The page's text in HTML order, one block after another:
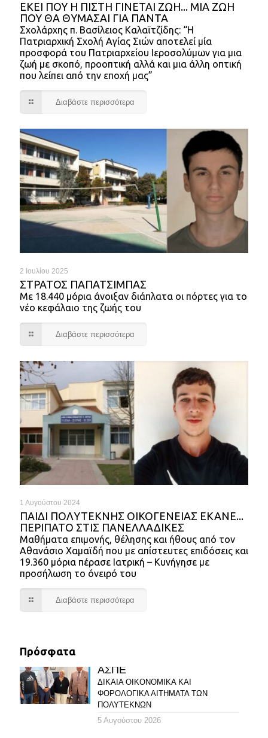
ΕΚΕΊ ΠΟΥ Η ΠΊΣΤΗ ΓΊΝΕΤΑΙ ΖΩΉ... ΜΙΑ ΖΩΉ
ΠΟΥ ΘΑ ΘΥΜΆΣΑΙ ΓΙΑ ΠΆΝΤΑ
Σχολάρχης π. Βασίλειος Καλαϊτζίδης: “Η
Πατριαρχική Σχολή Αγίας Σιών αποτελεί μία
προσφορά του Πατριαρχείου Ιεροσολύμων για μια
ζωή με σκοπό, προοπτική αλλά και μια άλλη οπτική
που λείπει από την εποχή μας”
Διαβάστε περισσότερα
2 Ιουλίου 2025
ΣΤΡΑΤΟΣ ΠΑΠΑΤΣΙΜΠΑΣ
Με 18.440 μόρια άνοιξαν διάπλατα οι πόρτες για το
νέο κεφάλαιο της ζωής του
Διαβάστε περισσότερα
1 Αυγούστου 2024
ΠΑΙΔΙ ΠΟΛΥΤΕΚΝΗΣ ΟΙΚΟΓΕΝΕΙΑΣ ΕΚΑΝΕ...
ΠΕΡΙΠΑΤΟ ΣΤΙΣ ΠΑΝΕΛΛΑΔΙΚΕΣ
Μαθήματα επιμονής, θέλησης και ήθους από τον
Αθανάσιο Χαμαϊδή που με απίστευτες επιδόσεις και
19.360 μόρια πέρασε Ιατρική – Κυνήγησε με
προσήλωση το όνειρό του
Διαβάστε περισσότερα
Πρόσφατα
ΑΣΠΕ
ΔΙΚΑΙΑ ΟΙΚΟΝΟΜΙΚΑ ΚΑΙ
ΦΟΡΟΛΟΓΙΚΑ ΑΙΤΗΜΑΤΑ ΤΩΝ
ΠΟΛΥΤΕΚΝΩΝ
5 Αυγούστου 2026